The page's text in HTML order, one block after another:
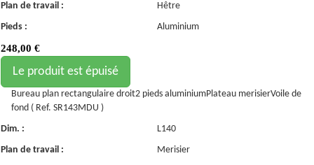
Plan de travail :
Hêtre
Pieds :
Aluminium
248,00 €
Le produit est épuisé
Bureau plan rectangulaire droit2 pieds aluminiumPlateau merisierVoile de
fond ( Ref. SR143MDU )
Dim. :
L140
Plan de travail :
Merisier